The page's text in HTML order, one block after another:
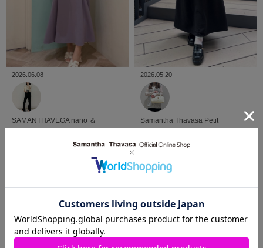
2026.06.08
SAMANTHAVEGA nano ＆
Meimei♡
2026.05.20
Samantha Thavasa Petit
ShinQs店 ayaᕷ*.°
VIEW MORE
SHOP BLOG ショップブログ